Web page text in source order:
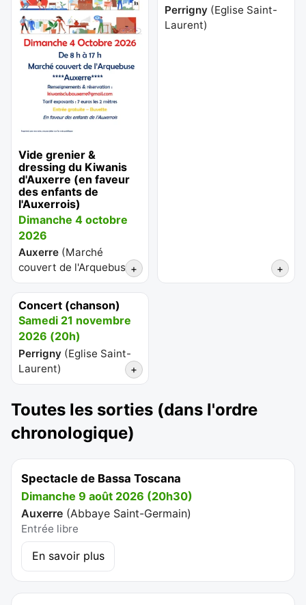
+
Vide grenier &
dressing du Kiwanis
d'Auxerre (en faveur
des enfants de
l'Auxerrois)
Dimanche 4 octobre
2026
Auxerre(Marché
couvert de l'Arquebuse) +
Perrigny(Eglise Saint-
Laurent)
+
Concert (chanson)
Samedi 21 novembre
2026 (20h)
Perrigny(Eglise Saint-
Laurent)
Toutes les sorties (dans l'ordre
chronologique)
Spectacle de Bassa Toscana
Dimanche 9 août 2026 (20h30)
Auxerre (Abbaye Saint-Germain)
Entrée libre
En savoir plus